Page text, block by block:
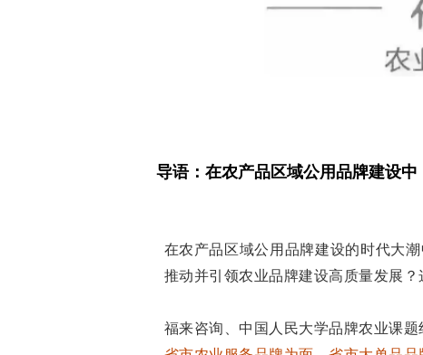
导语：在农产品区域公用品牌建设
在农产品区域公用品牌建设的时代大
推动并引领农业品牌建设高质量发展？
福来咨询、中国人民大学品牌农业课